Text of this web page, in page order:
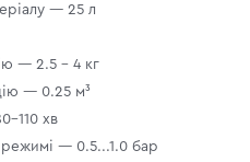
— 25 л
— 2.5 - 4 кг
— 0.25 м³
хв
— 0.5...1.0 бар